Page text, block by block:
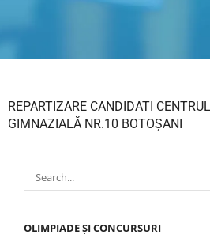
REPARTIZARE CANDIDATI
GIMNAZIALĂ NR.10 BOTOȘANI
OLIMPIADE ȘI CONCURSURI